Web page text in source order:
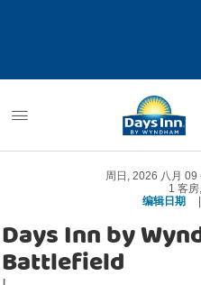
周日, 2026 八月 09
1 客房,
编辑日期
Days Inn by
Battlefield